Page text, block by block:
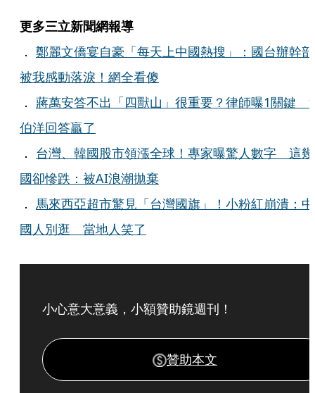
更多三立新聞網報導
． 鄭麗文僑宴自豪「每天上中國熱搜」：國台辦幹部
被我感動落淚！網全看傻
． 蔣萬安答不出「四獸山」很重要？律師曝1關鍵
伯洋回答贏了
． 台灣、韓國股市領漲全球！專家曝驚人數字 這幾
國卻慘跌：被AI浪潮拋棄
． 馬來西亞超市驚見「台灣國旗」！小粉紅崩潰：中
國人別逛 當地人笑了
小心意大意義，小額贊助鏡週刊！
贊助本文